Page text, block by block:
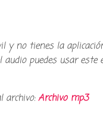
y no tienes la
audio puedes usar este
archivo:Archivo mp3